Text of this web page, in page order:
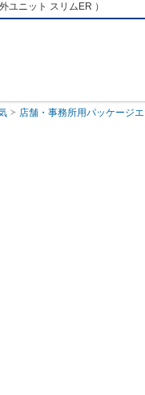
外ユニット スリムER ）
店舗・事務所用パッケージ